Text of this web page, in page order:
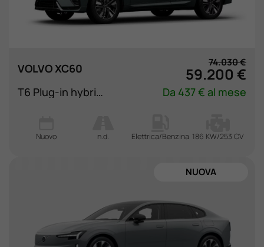
VOLVO XC60 74.030 €
59.200 €
T6 Plug-in hybrid AWD automatico Plus Dark Da 437 € al mese
Nuovo n.d. Elettrica/Benzina 186 KW/253 CV
NUOVA